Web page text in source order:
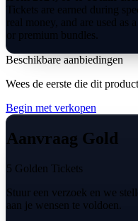
Tickets are earned during
real money, and are used as
or premium bundles.
Beschikbare aanbiedingen
Wees de eerste die dit
Begin met verkopen
Aanvraag Gold
5 Golden Tickets
Stuur een verzoek en we
aan je wensen te voldoen.